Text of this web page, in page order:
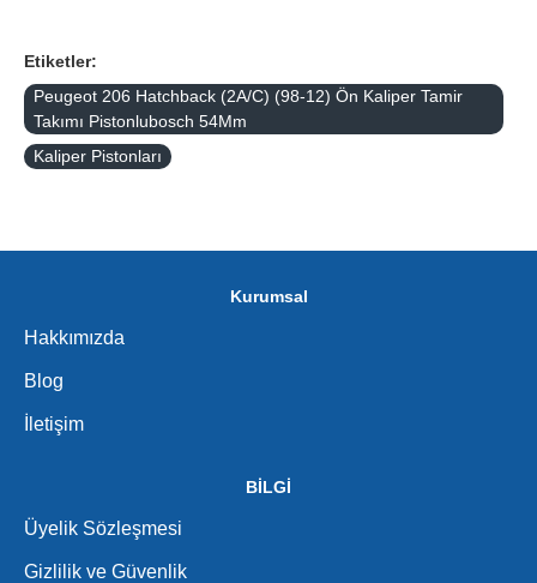
Etiketler:
Peugeot 206 Hatchback (2A/C) (98-12) Ön Kaliper Tamir
Takımı Pistonlubosch 54Mm
Kaliper Pistonları
Kurumsal
Hakkımızda
Blog
İletişim
BİLGİ
Üyelik Sözleşmesi
Gizlilik ve Güvenlik